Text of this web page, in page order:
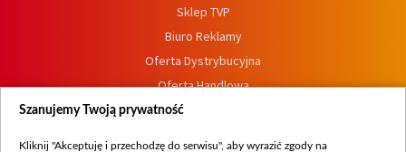
Sklep TVP
Biuro Reklamy
Oferta Dystrybucyjna
Oferta Handlowa
Dostępność
Szanujemy Twoją prywatność
Kliknij "Akceptuję i przechodzę do serwisu", aby wyrazić zgody na